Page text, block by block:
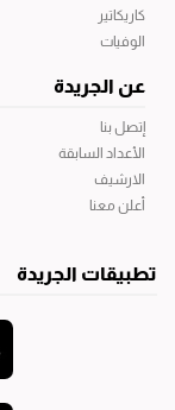
كاريكاتير
الوفيات
عن الجريدة
إتصل بنا
الأعداد السابقة
الارشيف
أعلن معنا
تطبيقات الجريدة